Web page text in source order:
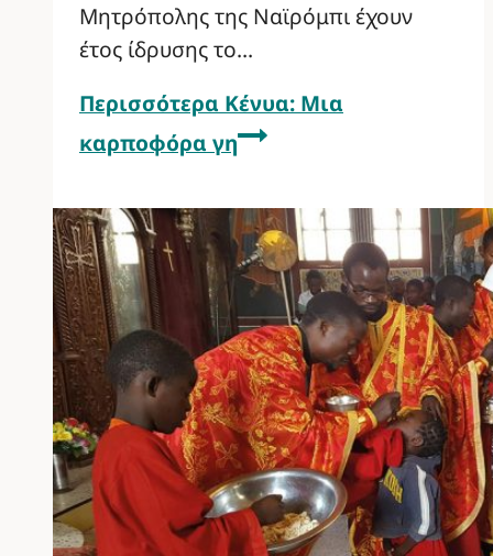
Μητρόπολης της Ναϊρόμπι έχουν
έτος ίδρυσης το…
Περισσότερα Κένυα: Μια
καρποφόρα γη